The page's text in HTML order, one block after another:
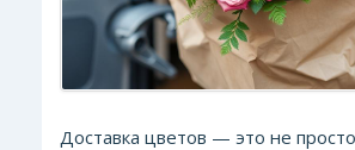
Доставка цветов — это не просто